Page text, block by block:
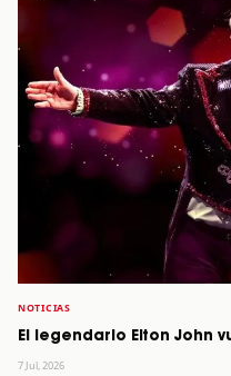
NOTICIAS
El legendario Elton John
7 Jul, 2026